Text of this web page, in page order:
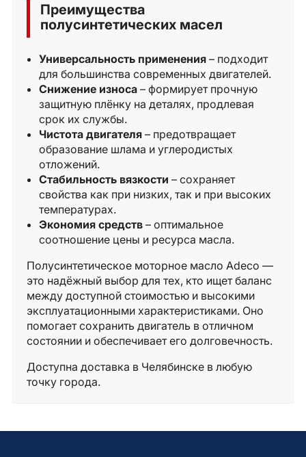
Преимущества
полусинтетических масел
Универсальность применения– подходит
для большинства современных двигателей.
Снижение износа– формирует прочную
защитную плёнку на деталях, продлевая
срок их службы.
Чистота двигателя– предотвращает
образование шлама и углеродистых
отложений.
Стабильность вязкости – сохраняет
свойства как при низких, так и при высоких
температурах.
Экономия средств– оптимальное
соотношение цены и ресурса масла.
Полусинтетическое моторное масло Adeco —
это надёжный выбор для тех, кто ищет баланс
между доступной стоимостью и высокими
эксплуатационными характеристиками. Оно
помогает сохранить двигатель в отличном
состоянии и обеспечивает его долговечность.
Доступна доставка в Челябинске в любую
точку города.